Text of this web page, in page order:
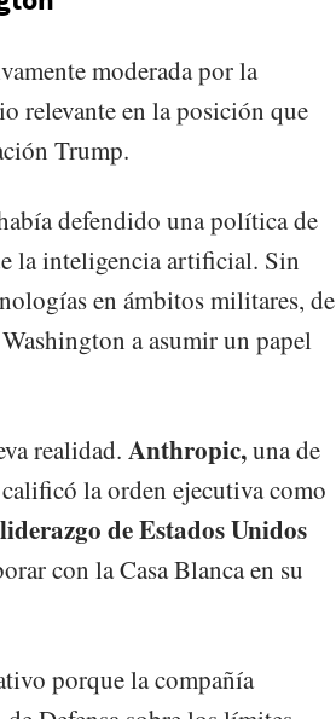
moderada por la
relevante en la posición que
Trump.
defendido una política de
la inteligencia artificial. Sin
en ámbitos militares, de
a asumir un papel
realidad. Anthropic,una de
la orden ejecutiva como
de Estados Unidos
con la Casa Blanca en su
porque la compañía